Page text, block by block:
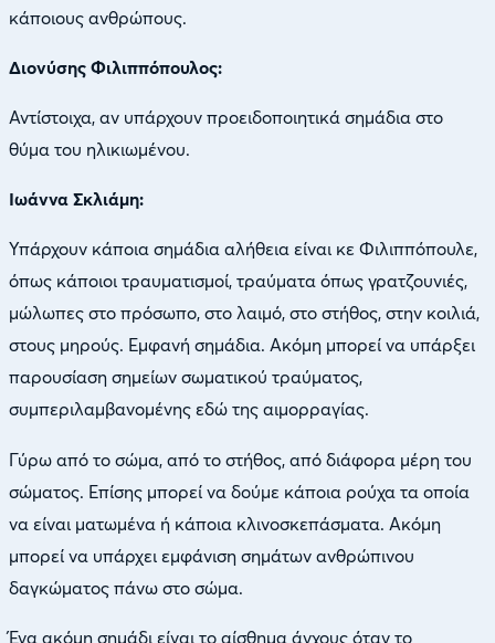
κάποιους ανθρώπους.
Διονύσης Φιλιππόπουλος:
Αντίστοιχα, αν υπάρχουν προειδοποιητικά σημάδια στο
θύμα του ηλικιωμένου.
Ιωάννα Σκλιάμη:
Υπάρχουν κάποια σημάδια αλήθεια είναι κε Φιλιππόπουλε,
όπως κάποιοι τραυματισμοί, τραύματα όπως γρατζουνιές,
μώλωπες στο πρόσωπο, στο λαιμό, στο στήθος, στην κοιλιά,
στους μηρούς. Εμφανή σημάδια. Ακόμη μπορεί να υπάρξει
παρουσίαση σημείων σωματικού τραύματος,
συμπεριλαμβανομένης εδώ της αιμορραγίας.
Γύρω από το σώμα, από το στήθος, από διάφορα μέρη του
σώματος. Επίσης μπορεί να δούμε κάποια ρούχα τα οποία
να είναι ματωμένα ή κάποια κλινοσκεπάσματα. Ακόμη
μπορεί να υπάρχει εμφάνιση σημάτων ανθρώπινου
δαγκώματος πάνω στο σώμα.
Ένα ακόμη σημάδι είναι το αίσθημα άγχους όταν το